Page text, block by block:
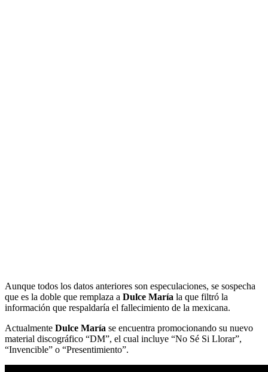
Aunque todos los datos anteriores son especulaciones, se sospecha
que es la doble que remplaza a Dulce María la que filtró la
información que respaldaría el fallecimiento de la mexicana.
Actualmente Dulce María se encuentra promocionando su nuevo
material discográfico “DM”, el cual incluye “No Sé Si Llorar”,
“Invencible” o “Presentimiento”.